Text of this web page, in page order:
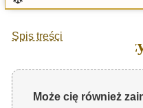
Spis treści
Sen
Może cię również